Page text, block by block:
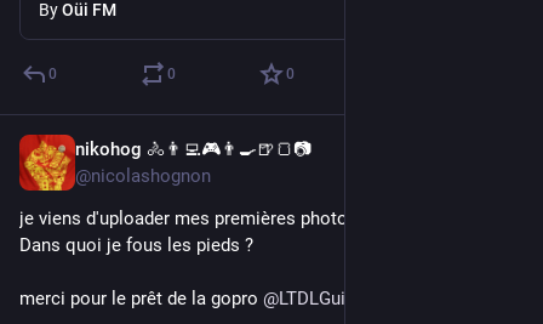
ByOüi FM
0 0 0
nikohog 🚴👨‍💻🎮👨‍🍳🍺🍞📷
@nicolashognon
je viens d'uploader mes premières photos sur
Dans quoi je fous les pieds ?
merci pour le prêt de la gopro @LTDLGuidon